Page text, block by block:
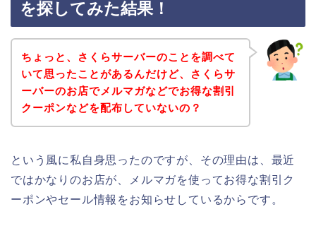
を探してみた結果！
ちょっと、さくらサーバーのことを調べて
いて思ったことがあるんだけど、さくらサ
ーバーのお店でメルマガなどでお得な割引
クーポンなどを配布していないの？
という風に私自身思ったのですが、その理由は、最近
ではかなりのお店が、メルマガを使ってお得な割引ク
ーポンやセール情報をお知らせしているからです。